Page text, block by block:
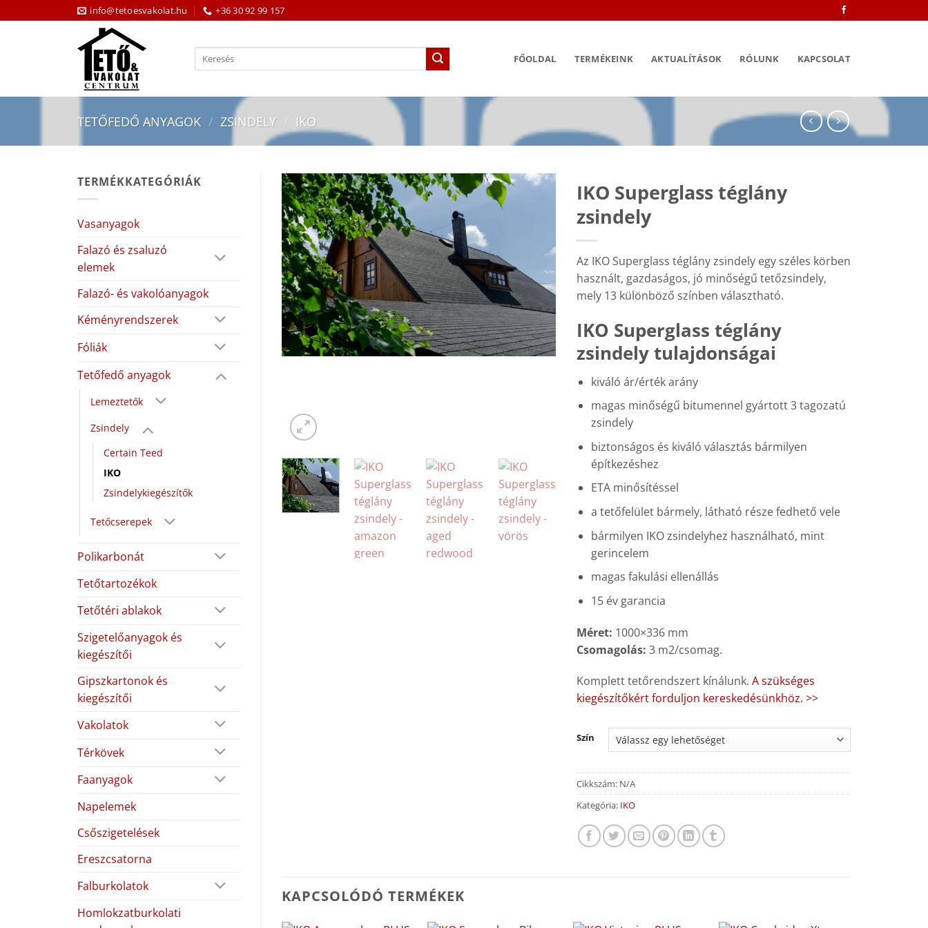
to
info@tetoesvakolat.hu +36 30 92 99 157
Keresés
FŐOLDAL TERMÉKEINK AKTUALÍTÁSOK RÓLUNK KAPCSOLAT
TETŐFEDŐ ANYAGOK / ZSINDELY / IKO
TERMÉKKATEGÓRIÁK
Vasanyagok
Falazó és zsaluzó
elemek
Falazó- és vakolóanyagok
Kéményrendszerek
Fóliák
Tetőfedő anyagok
Lemeztetők
Zsindely
Certain Teed
IKO
Zsindelykiegészítők
Tetőcserepek
Polikarbonát
Tetőtartozékok
Tetőtéri ablakok
Szigetelőanyagok és
kiegészítői
Gipszkartonok és
kiegészítői
Vakolatok
Térkövek
Faanyagok
Napelemek
Csőszigetelések
Ereszcsatorna
Falburkolatok
Homlokzatburkolati
IKO Superglass téglány
zsindely
Az IKO Superglass téglány zsindely egy széles körben
használt, gazdaságos, jó minőségű tetőzsindely,
mely 13 különböző színben választható.
IKO Superglass téglány
zsindely tulajdonságai
kiváló ár/érték arány
magas minőségű bitumennel gyártott 3 tagozatú
zsindely
biztonságos és kiváló választás bármilyen
építkezéshez
ETA minősítéssel
a tetőfelület bármely, látható része fedhető vele
bármilyen IKO zsindelyhez használható, mint
gerincelem
magas fakulási ellenállás
15 év garancia
Méret: 1000×336 mm
Csomagolás: 3 m2/csomag.
Komplett tetőrendszert kínálunk. A szükséges
kiegészítőkért forduljon kereskedésünkhöz. >>
Szín
Cikkszám: N/A
Kategória: IKO
KAPCSOLÓDÓ TERMÉKEK